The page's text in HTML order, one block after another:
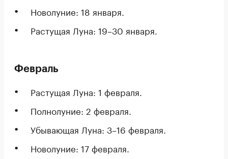
Новолуние: 18 января.
Растущая Луна: 19–30 января.
Февраль
Растущая Луна: 1 февраля.
Полнолуние: 2 февраля.
Убывающая Луна: 3–16 февраля.
Новолуние: 17 февраля.